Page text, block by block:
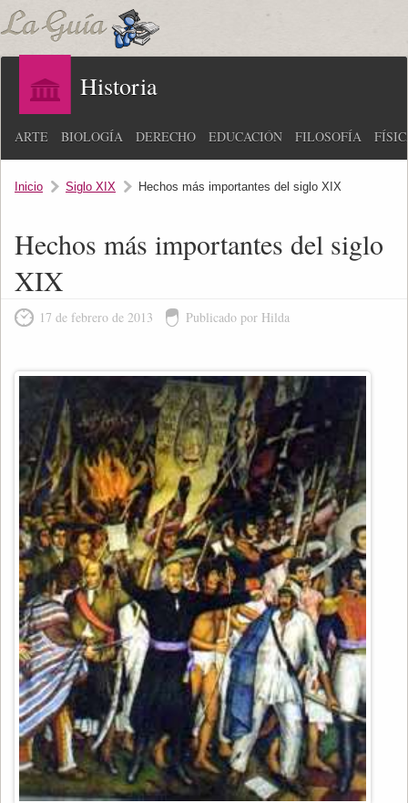
Historia
ARTE BIOLOGÍA DERECHO EDUCACIÓN FILOSOFÍA
Inicio Siglo XIX Hechos más importantes del siglo XIX
Hechos más importantes del siglo
XIX
17 de febrero de 2013 Publicado por Hilda